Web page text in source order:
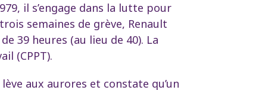
il s’engage dans la lutte pour
semaines de grève, Renault
39 heures (au lieu de 40). La
(CPPT).
aux aurores et constate qu’un